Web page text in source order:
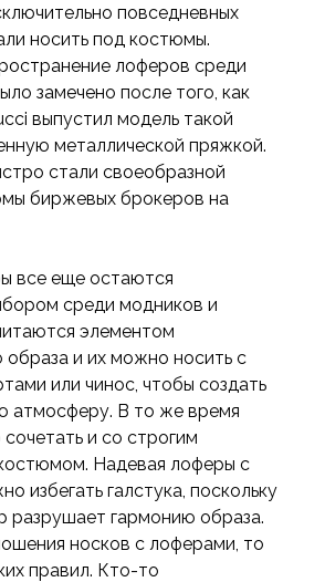
повседневных
носить под костюмы.
лоферов среди
замечено после того, как
выпустил модель такой
металлической пряжкой.
стали своеобразной
биржевых брокеров на
все еще остаются
среди модников и
элементом
образа и их можно носить с
или чинос, чтобы создать
атмосферу. В то же время
и со строгим
Надевая лоферы с
избегать галстука, поскольку
разрушает гармонию образа.
носков с лоферами, то
правил. Кто-то